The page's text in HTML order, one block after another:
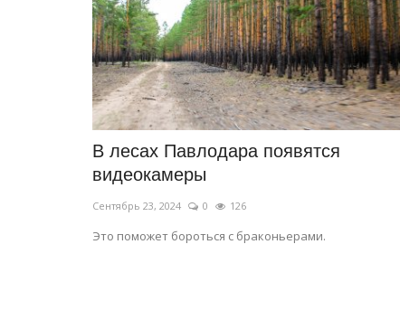
В лесах Павлодара появятся
видеокамеры
Сентябрь 23, 2024 0 126
Это поможет бороться с браконьерами.